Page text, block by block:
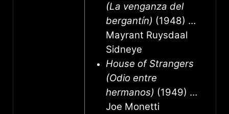
(La venganza del
bergantín) (1948) …
Mayrant Ruysdaal
Sidneye
House of Strangers
(Odio entre
hermanos) (1949) …
Joe Monetti